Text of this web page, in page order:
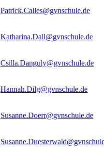
Patrick.Calles@gvnschule.de
Katharina.Dall@gvnschule.de
Csilla.Danguly@gvnschule.de
Hannah.Dilg@gvnschule.de
Susanne.Doerr@gvnschule.de